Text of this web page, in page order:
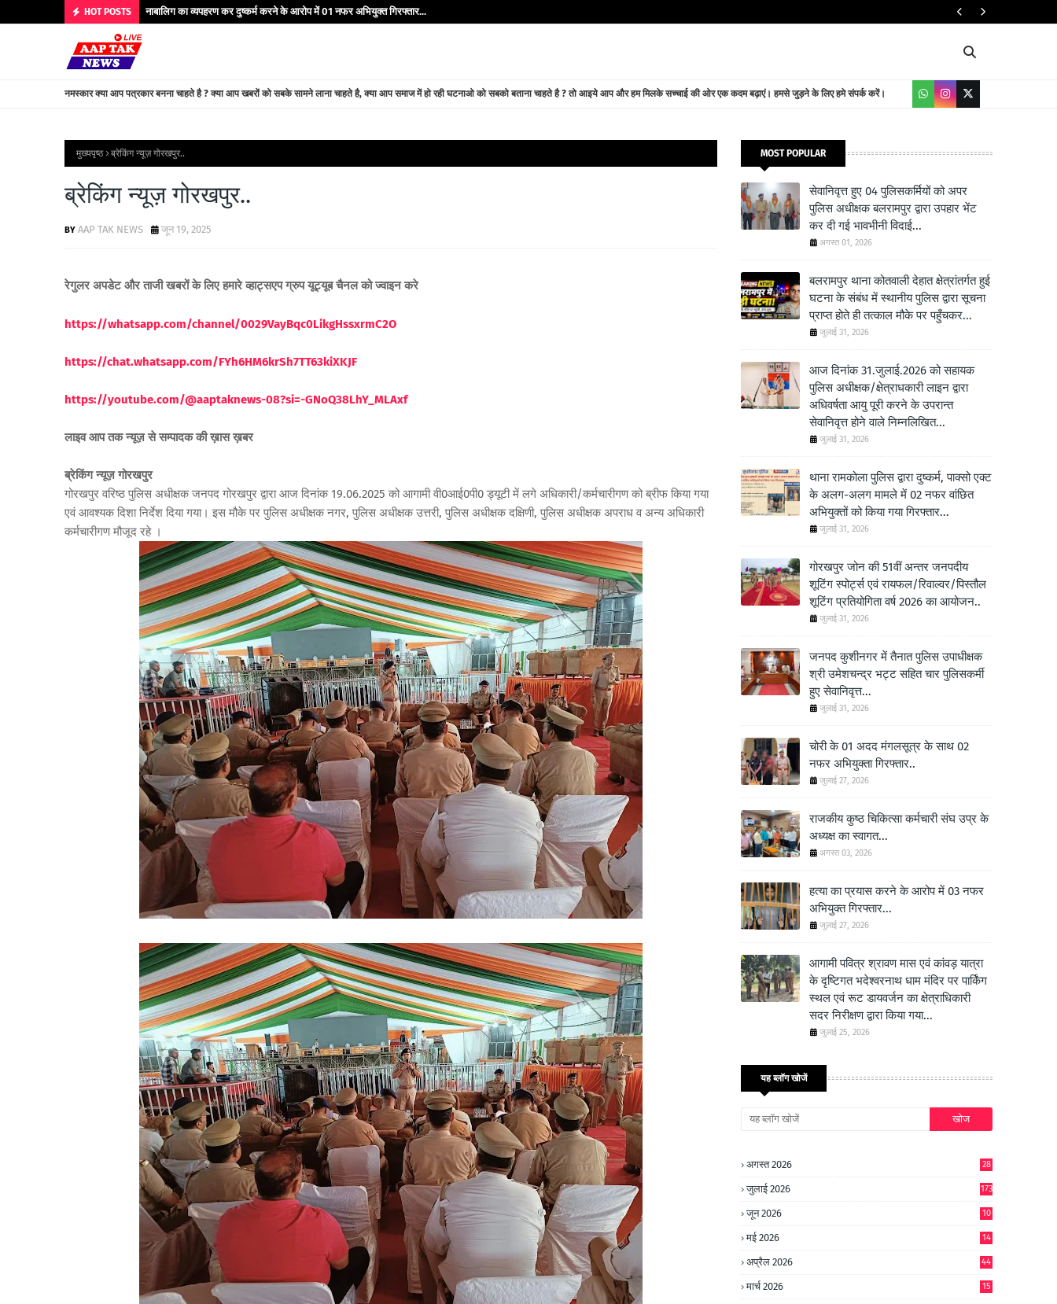
HOT POSTS नाबालिग का व्यपहरण कर दुष्कर्म करने के आरोप में 01 नफर अभियुक्त गिरफ्तार...
नमस्कार क्या आप पत्रकार बनना चाहते है ? क्या आप खबरों को सबके सामने लाना चाहते है, क्या आप समाज में हो रही घटनाओ को सबको बताना चाहते है ? तो आइये आप और हम मिलके सच्चाई की ओर एक कदम बढ़ाएं। हमसे जुड़ने के लिए हमे संपर्क करें।
मुख्यपृष्ठ ब्रेकिंग न्यूज़ गोरखपुर..
ब्रेकिंग न्यूज़ गोरखपुर..
AAP TAK NEWS जून 19, 2025
रेगुलर अपडेट और ताजी खबरों के लिए हमारे व्हाट्सएप ग्रुप यूट्यूब चैनल को ज्वाइन करे
https://whatsapp.com/channel/0029VayBqc0LikgHssxrmC2O
https://chat.whatsapp.com/FYh6HM6krSh7TT63kiXKJF
https://youtube.com/@aaptaknews-08?si=-GNoQ38LhY_MLAxf
लाइव आप तक न्यूज़ से सम्पादक की ख़ास ख़बर
ब्रेकिंग न्यूज़ गोरखपुर
गोरखपुर वरिष्ठ पुलिस अधीक्षक जनपद गोरखपुर द्वारा आज दिनांक 19.06.2025 को आगामी वी0आई0पी0 ड्यूटी में लगे अधिकारी/कर्मचारीगण को ब्रीफ किया गया
एवं आवश्यक दिशा निर्देश दिया गया। इस मौके पर पुलिस अधीक्षक नगर, पुलिस अधीक्षक उत्तरी, पुलिस अधीक्षक दक्षिणी, पुलिस अधीक्षक अपराध व अन्य अधिकारी
कर्मचारीगण मौजूद रहे ।
MOST POPULAR
सेवानिवृत्त हुए 04 पुलिसकर्मियों को अपर
पुलिस अधीक्षक बलरामपुर द्वारा उपहार भेंट
कर दी गई भावभीनी विदाई...
अगस्त 01, 2026
बलरामपुर थाना कोतवाली देहात क्षेत्रांतर्गत हुई
घटना के संबंध में स्थानीय पुलिस द्वारा सूचना
प्राप्त होते ही तत्काल मौके पर पहुँचकर...
जुलाई 31, 2026
आज दिनांक 31.जुलाई.2026 को सहायक
पुलिस अधीक्षक/क्षेत्राधकारी लाइन द्वारा
अधिवर्षता आयु पूरी करने के उपरान्त
सेवानिवृत्त होने वाले निम्नलिखित...
जुलाई 31, 2026
थाना रामकोला पुलिस द्वारा दुष्कर्म, पाक्सो एक्ट
के अलग-अलग मामले में 02 नफर वांछित
अभियुक्तों को किया गया गिरफ्तार...
जुलाई 31, 2026
गोरखपुर जोन की 51वीं अन्तर जनपदीय
शूटिंग स्पोर्ट्स एवं रायफल/रिवाल्वर/पिस्तौल
शूटिंग प्रतियोगिता वर्ष 2026 का आयोजन..
जुलाई 31, 2026
जनपद कुशीनगर में तैनात पुलिस उपाधीक्षक
श्री उमेशचन्द्र भट्ट सहित चार पुलिसकर्मी
हुए सेवानिवृत्त...
जुलाई 31, 2026
चोरी के 01 अदद मंगलसूत्र के साथ 02
नफर अभियुक्ता गिरफ्तार..
जुलाई 27, 2026
राजकीय कुष्ठ चिकित्सा कर्मचारी संघ उप्र के
अध्यक्ष का स्वागत...
अगस्त 03, 2026
हत्या का प्रयास करने के आरोप में 03 नफर
अभियुक्त गिरफ्तार...
जुलाई 27, 2026
आगामी पवित्र श्रावण मास एवं कांवड़ यात्रा
के दृष्टिगत भदेश्वरनाथ धाम मंदिर पर पार्किंग
स्थल एवं रूट डायवर्जन का क्षेत्राधिकारी
सदर निरीक्षण द्वारा किया गया...
जुलाई 25, 2026
यह ब्लॉग खोजें
अगस्त 2026 28
जुलाई 2026 173
जून 2026
10
मई 2026
14
अप्रैल 2026 44
मार्च 2026 15